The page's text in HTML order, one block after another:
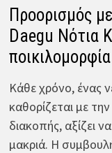
Προορισμός
Daegu Νότια
ποικιλομορφία
Κάθε χρόνο, ένας
καθορίζεται με
διακοπής, αξίζει
μακριά. Η